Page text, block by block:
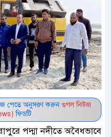
পেতে অনুসরণ করুন গুগল নিউজ
ফিডটি
পদ্মা নদীতে অবৈধভাবে